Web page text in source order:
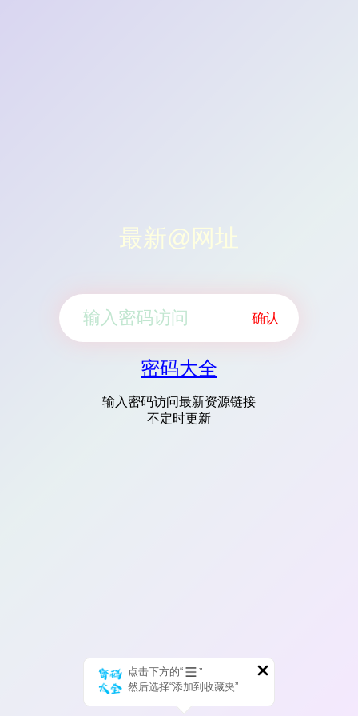
最新@网址
确认
密码大全
输入密码访问最新资源链接
不定时更新
点击下方的“
”
然后选择“添加到收藏夹”